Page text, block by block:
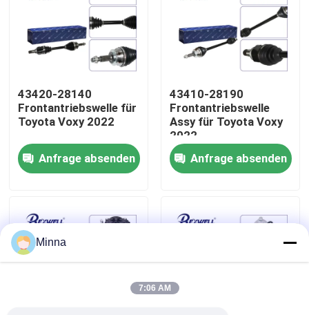
Über uns
Werksbesichtigung
Kontaktiere uns
Nachrichten
Fälle
43420-28140
Frontantriebswelle für
Toyota Voxy 2022
Anfrage absenden
43410-28190
Frontantriebswelle
Assy für Toyota Voxy
2022
Anfrage absenden
Minna
7:06 AM